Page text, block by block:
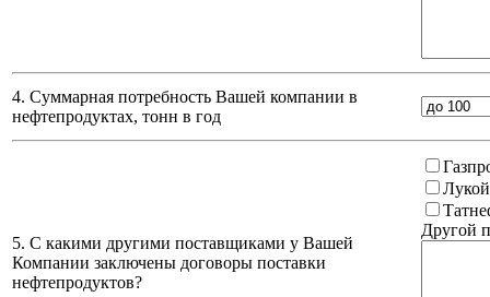
4. Суммарная потребность Вашей компании в
нефтепродуктах, тонн в год
5. С какими другими поставщиками у Вашей
Компании заключены договоры поставки
нефтепродуктов?
Другой